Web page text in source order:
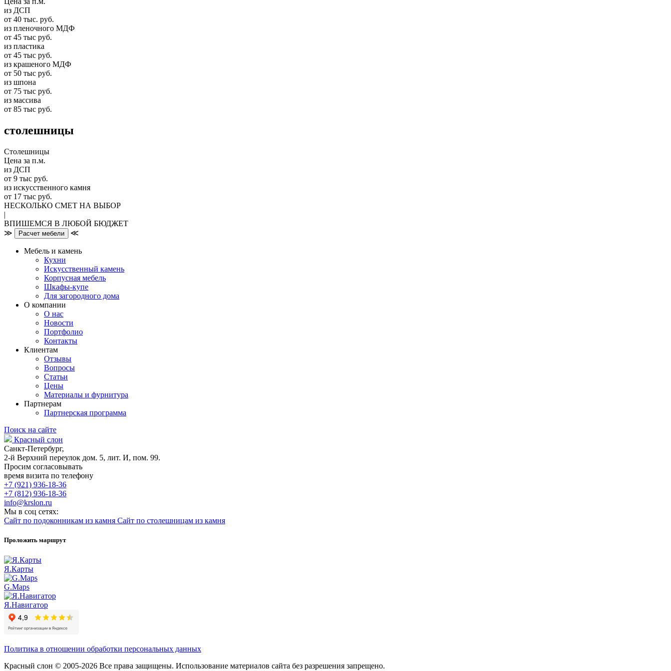
из ДСП
от 40 тыс. руб.
из пленочного МДФ
от 45 тыс руб.
из пластика
от 45 тыс руб.
из крашеного МДФ
от 50 тыс руб.
из шпона
от 75 тыс руб.
из массива
от 85 тыс руб.
столешницы
Столешницы
Цена за п.м.
из ДСП
от 9 тыс руб.
из искусственного камня
от 17 тыс руб.
НЕСКОЛЬКО СМЕТ НА ВЫБОР
|
ВПИШЕМСЯ В ЛЮБОЙ БЮДЖЕТ
≫
Расчет мебели ≪
Мебель и камень
Кухни
Искусственный камень
Корпусная мебель
Шкафы-купе
Для загородного дома
О компании
О нас
Новости
Портфолио
Контакты
Клиентам
Отзывы
Вопросы
Статьи
Цены
Материалы и фурнитура
Партнерам
Партнерская программа
Поиск на сайте
Красный слон
Санкт-Петербург,
2-й Верхний переулок дом. 5, лит. И, пом. 99.
Просим согласовывать
время визита по телефону
+7 (921) 936-18-36
+7 (812) 936-18-36
info@krslon.ru
Мы в соц сетях:
Сайт по подоконникам из камня Сайт по столешницам из камня
Проложить маршрут
Я.Карты
G.Maps
Я.Навигатор
Политика в отношении обработки персональных данных
Красный слон © 2005-2026 Все права защищены. Использование материалов сайта без разрешения запрещено.